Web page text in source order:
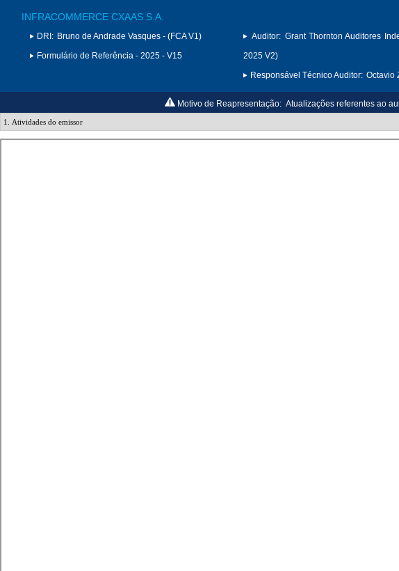
INFRACOMMERCE CXAAS S.A.
DRI: Bruno de Andrade Vasques - (FCA V1)
Formulário de Referência - 2025 - V15
Auditor: Grant Thornton Auditores
2025 V2)
Responsável Técnico Auditor: Octavio
Motivo de Reapresentação: Atualizações referentes ao